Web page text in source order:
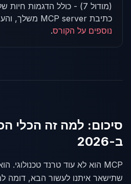
כתיבת MCP server משלך, והערכת סיכונים.
נוספים על הקורס.
סיכום: למה זה הכלי
ב-2026
MCP הוא לא עוד טרנד טכנולוגי. הוא